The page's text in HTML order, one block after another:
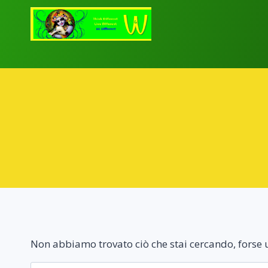
contenuto
Non abbiamo trovato ciò che stai cercando,